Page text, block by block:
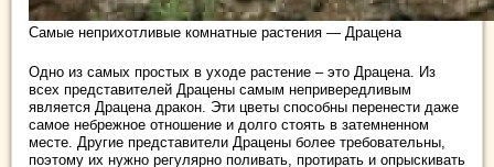
Самые неприхотливые комнатные растения — Драцена
Одно из самых простых в уходе растение – это Драцена. Из
всех представителей Драцены самым непривередливым
является Драцена дракон. Эти цветы способны перенести даже
самое небрежное отношение и долго стоять в затемненном
месте. Другие представители Драцены более требовательны,
поэтому их нужно регулярно поливать, протирать и опрыскивать